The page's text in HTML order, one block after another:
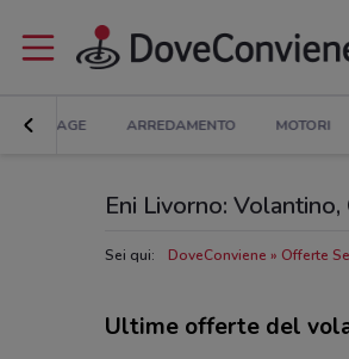
BRICOLAGE ARREDAMENTO MOTORI
Eni Livorno: Volantino,
Sei qui: DoveConviene Offerte
Ultime offerte del